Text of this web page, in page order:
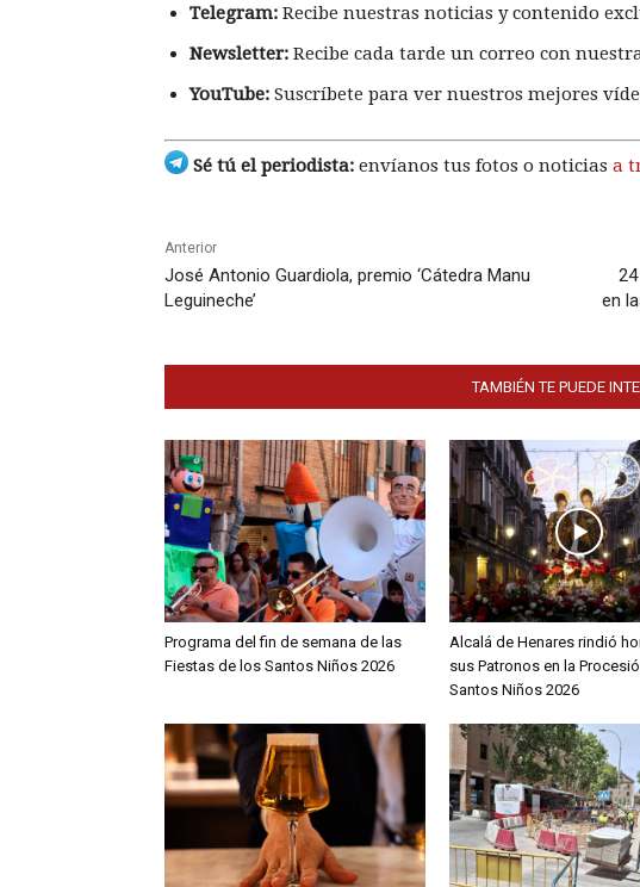
Telegram: Recibe nuestras noticias y contenido
Newsletter: Recibe cada tarde un correo con
YouTube: Suscríbete para ver nuestros mejores
Sé tú el periodista: envíanos tus fotos o noticias a
Anterior
José Antonio Guardiola, premio ‘Cátedra Manu
Leguineche’
en
TAMBIÉN TE PUEDE
Programa del fin de semana de las
Fiestas de los Santos Niños 2026
Alcalá de Henares rindió
sus Patronos en la
Santos Niños 2026